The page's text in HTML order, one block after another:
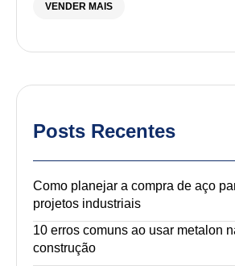
VENDER MAIS
Posts Recentes
Como planejar a compra de aço
projetos industriais
10 erros comuns ao usar metalon
construção